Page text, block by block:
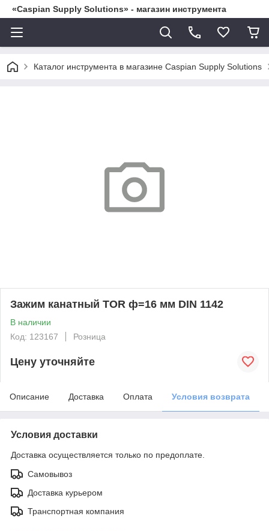
«Caspian Supply Solutions» - магазин инструмента
Каталог инструмента в магазине Caspian Supply Solutions
Зажим канатный TOR ф=16 мм DIN 1142
В наличии
Код: 123167
Розница
Цену уточняйте
Описание Доставка Оплата Условия возврата
Условия доставки
Доставка осуществляется только по предоплате.
Самовывоз
Доставка курьером
Транспортная компания